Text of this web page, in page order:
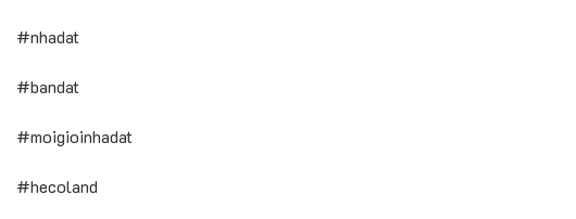
#nhadat
#bandat
#moigioinhadat
#hecoland